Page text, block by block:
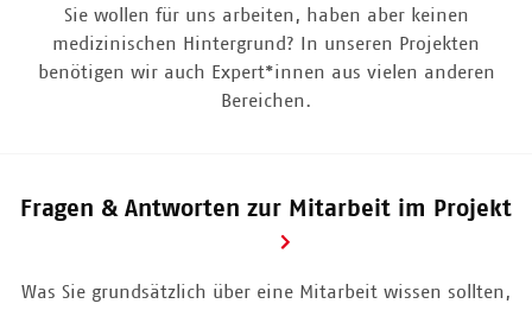
Sie wollen für uns arbeiten, haben aber keinen
medizinischen Hintergrund? In unseren Projekten
benötigen wir auch Expert*innen aus vielen anderen
Bereichen.
Fragen & Antworten zur Mitarbeit im Projekt
Was Sie grundsätzlich über eine Mitarbeit wissen sollten,